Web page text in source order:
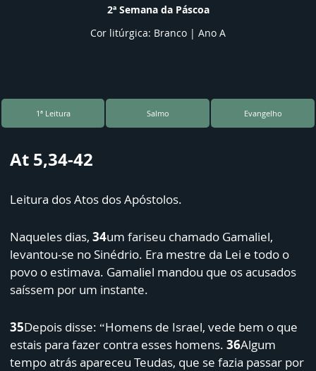
2ª Semana da Páscoa
Cor litúrgica: Branco | Ano A
1ª Leitura Salmo Evangelho
At 5,34-42
Leitura dos Atos dos Apóstolos.
Naqueles dias, 34um fariseu chamado Gamaliel,
levantou-se no Sinédrio. Era mestre da Lei e todo o
povo o estimava. Gamaliel mandou que os acusados
saíssem por um instante.
35Depois disse: “Homens de Israel, vede bem o que
estais para fazer contra esses homens. 36Algum
tempo atrás apareceu Teudas, que se fazia passar por